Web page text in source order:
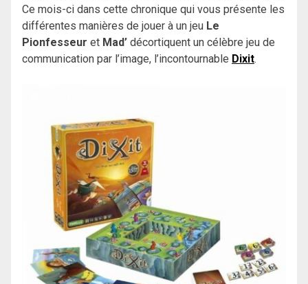
Ce mois-ci dans cette chronique qui vous présente les
différentes manières de jouer à un jeu Le
Pionfesseur et Mad’ décortiquent un célèbre jeu de
communication par l’image, l’incontournable Dixit.